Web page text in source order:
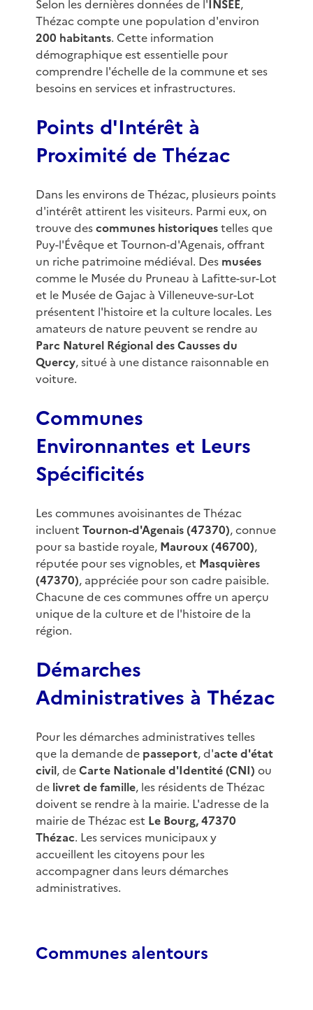
Selon les dernières données de l'INSEE,
Thézac compte une population d'environ
200 habitants. Cette information
démographique est essentielle pour
comprendre l'échelle de la commune et ses
besoins en services et infrastructures.
Points d'Intérêt à
Proximité de Thézac
Dans les environs de Thézac, plusieurs points
d'intérêt attirent les visiteurs. Parmi eux, on
trouve descommunes historiquestelles que
Puy-l'Évêque et Tournon-d'Agenais, offrant
un riche patrimoine médiéval. Des musées
comme le Musée du Pruneau à Lafitte-sur-Lot
et le Musée de Gajac à Villeneuve-sur-Lot
présentent l'histoire et la culture locales. Les
amateurs de nature peuvent se rendre au
Parc Naturel Régional des Causses du
Quercy, situé à une distance raisonnable en
voiture.
Communes
Environnantes et Leurs
Spécificités
Les communes avoisinantes de Thézac
incluent Tournon-d'Agenais (47370), connue
pour sa bastide royale, Mauroux (46700),
réputée pour ses vignobles, et Masquières
(47370), appréciée pour son cadre paisible.
Chacune de ces communes offre un aperçu
unique de la culture et de l'histoire de la
région.
Démarches
Administratives à Thézac
Pour les démarches administratives telles
que la demande de passeport, d'acte d'état
civil, deCarte Nationale d'Identité (CNI) ou
de livret de famille, les résidents de Thézac
doivent se rendre à la mairie. L'adresse de la
mairie de Thézac est Le Bourg, 47370
Thézac. Les services municipaux y
accueillent les citoyens pour les
accompagner dans leurs démarches
administratives.
Communes alentours